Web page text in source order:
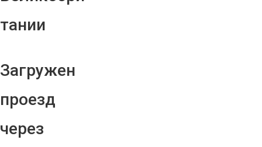
тании
Загружен
проезд
через